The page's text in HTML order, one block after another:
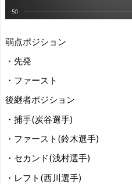
弱点ポジション
・先発
・ファースト
後継者ポジション
・捕手(炭谷選手)
・ファースト(鈴木選手)
・セカンド(浅村選手)
・レフト(西川選手)